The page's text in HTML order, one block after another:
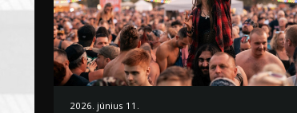
2026. június 11.